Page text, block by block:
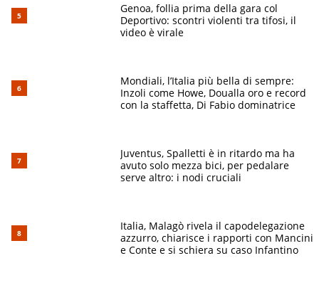
Genoa, follia prima della gara col
Deportivo: scontri violenti tra tifosi, il
video è virale
Mondiali, l’Italia più bella di sempre:
Inzoli come Howe, Doualla oro e record
con la staffetta, Di Fabio dominatrice
Juventus, Spalletti è in ritardo ma ha
avuto solo mezza bici, per pedalare
serve altro: i nodi cruciali
Italia, Malagò rivela il capodelegazione
azzurro, chiarisce i rapporti con Mancini
e Conte e si schiera su caso Infantino